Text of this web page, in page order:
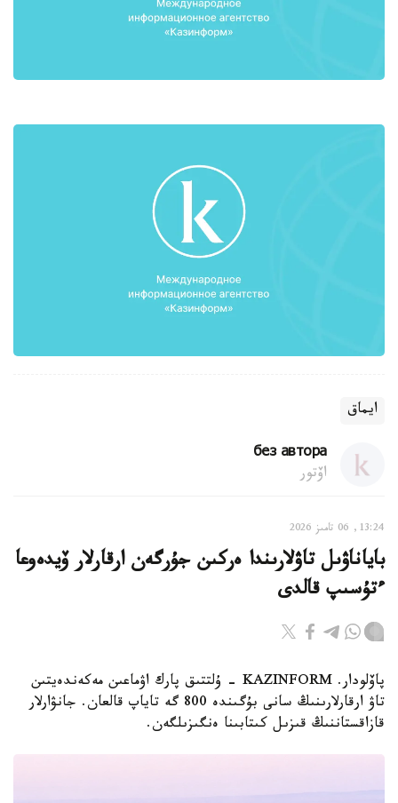
ايماق
без автора
اۆتور
13:24, 06 تامىز 2026
باياناۋىل تاۋلارىندا ەركىن جۇرگەن ارقارلار ۆيدەوعا
ءتۇسىپ قالدى
پاۆلودار. KAZINFORM - ۇلتتىق پارك اۋماعىن مەكەندەيتىن
تاۋ ارقارلارىنىڭ سانى بۇگىندە 800 گە تاياپ قالعان. جانۋارلار
قازاقستاننىڭ قىزىل كىتابىنا ەنگىزىلگەن.